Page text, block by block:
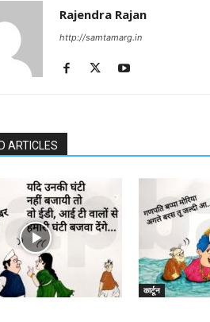
Rajendra Rajan
http://samtamarg.in
ARTICLES
कार्टून